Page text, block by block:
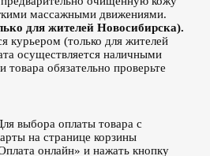
массажными движениями.
для жителей Новосибирска).
курьером (только для жителей
осуществляется наличными
обязательно проверьте
выбора оплаты товара с
на странице корзины
онлайн» и нажать кнопку